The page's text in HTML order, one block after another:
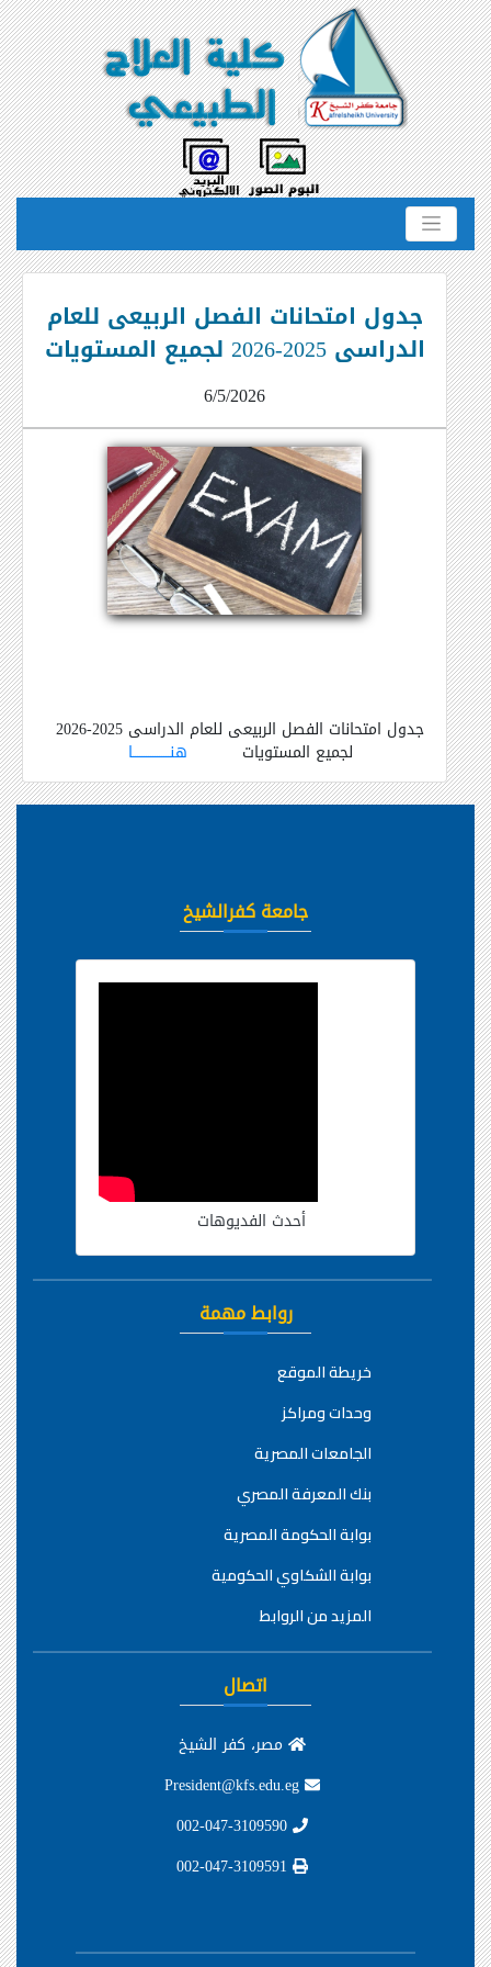
جدول امتحانات الفصل الربيعى للعام
الدراسى 2025-2026 لجميع المستويات
6/5/2026
جدول امتحانات الفصل الربيعى للعام الدراسى 2025-2026
لجميع المستويات هنـــــــــــــــــا
جامعة كفرالشيخ
أحدث الفديوهات
روابط مهمة
خريطة الموقع
وحدات ومراكز
الجامعات المصرية
بنك المعرفة المصري
بوابة الحكومة المصرية
بوابة الشكاوي الحكومية
المزيد من الروابط
اتصال
مصر، كفر الشيخ